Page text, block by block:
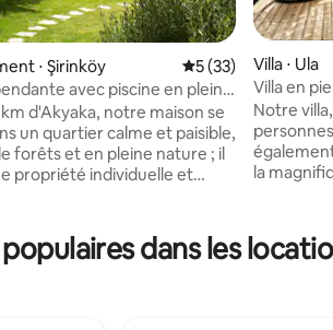
base de 169 commentaires : 4,95 sur 5
⋅ Şirinköy Évaluation
5 (33)
avec piscine en pleine
d'Akyaka, notre maison se
un quartier calme et paisible,
forêts et en pleine nature ; il
propriété individuelle et
de l'herbe, diverses
arbres, et il a une
Villa ⋅ Ula
Villa en
privée et
Notre
la
terminez
de
dans les